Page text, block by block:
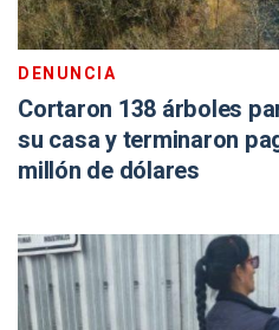
DENUNCIA
Cortaron 138 árboles
su casa y terminaron
millón de dólares